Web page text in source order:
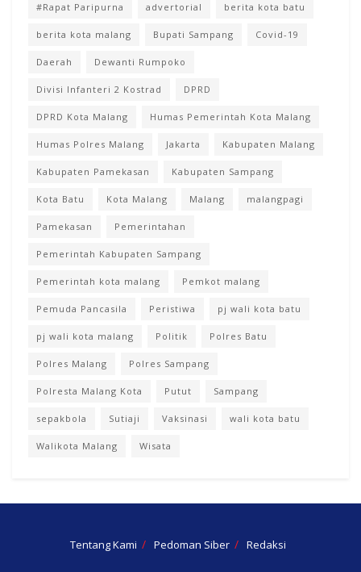
#Rapat Paripurna advertorial berita kota batu
berita kota malang Bupati Sampang Covid-19
Daerah Dewanti Rumpoko
Divisi Infanteri 2 Kostrad DPRD
DPRD Kota Malang Humas Pemerintah Kota Malang
Humas Polres Malang Jakarta Kabupaten Malang
Kabupaten Pamekasan Kabupaten Sampang
Kota Batu Kota Malang Malang malangpagi
Pamekasan Pemerintahan
Pemerintah Kabupaten Sampang
Pemerintah kota malang Pemkot malang
Pemuda Pancasila Peristiwa pj wali kota batu
pj wali kota malang Politik Polres Batu
Polres Malang Polres Sampang
Polresta Malang Kota Putut Sampang
sepakbola Sutiaji Vaksinasi wali kota batu
Walikota Malang Wisata
Tentang Kami Pedoman Siber Redaksi